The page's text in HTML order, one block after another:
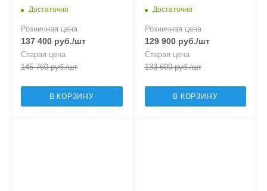
Достаточно
Розничная цена
137 400 руб./шт
Старая цена
145 760руб./шт
В КОРЗИНУ
Достаточно
Розничная цена
129 900руб./шт
Старая цена
133 690руб./шт
В КОРЗИНУ